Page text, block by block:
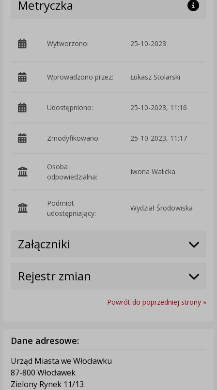
Metryczka
Wytworzono: 25-10-2023
Wprowadzono przez: Łukasz Stolarski
Udostępniono: 25-10-2023, 11:16
Zmodyfikowano: 25-10-2023, 11:17
Osoba
odpowiedzialna:
Iwona Walicka
Podmiot
udostępniający:
Wydział Środowiska
Załączniki
Rejestr zmian
Powrót do poprzedniej strony »
Dane adresowe:
Urząd Miasta we Włocławku
87-800 Włocławek
Zielony Rynek 11/13